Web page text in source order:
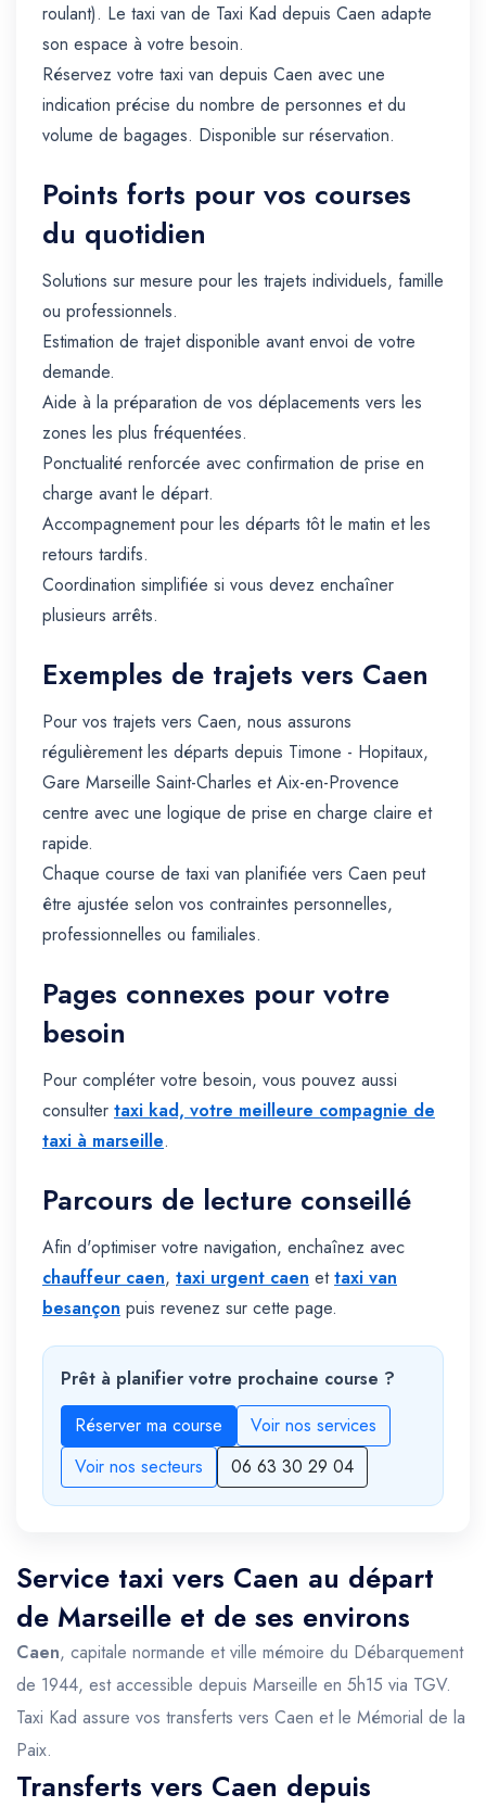
roulant). Le taxi van de Taxi Kad depuis Caen adapte
son espace à votre besoin.
Réservez votre taxi van depuis Caen avec une
indication précise du nombre de personnes et du
volume de bagages. Disponible sur réservation.
Points forts pour vos courses
du quotidien
Solutions sur mesure pour les trajets individuels, famille
ou professionnels.
Estimation de trajet disponible avant envoi de votre
demande.
Aide à la préparation de vos déplacements vers les
zones les plus fréquentées.
Ponctualité renforcée avec confirmation de prise en
charge avant le départ.
Accompagnement pour les départs tôt le matin et les
retours tardifs.
Coordination simplifiée si vous devez enchaîner
plusieurs arrêts.
Exemples de trajets vers Caen
Pour vos trajets vers Caen, nous assurons
régulièrement les départs depuis Timone - Hopitaux,
Gare Marseille Saint-Charles et Aix-en-Provence
centre avec une logique de prise en charge claire et
rapide.
Chaque course de taxi van planifiée vers Caen peut
être ajustée selon vos contraintes personnelles,
professionnelles ou familiales.
Pages connexes pour votre
besoin
Pour compléter votre besoin, vous pouvez aussi
consulter taxi kad, votre meilleure compagnie de
taxi à marseille.
Parcours de lecture conseillé
Afin d'optimiser votre navigation, enchaînez avec
chauffeur caen, taxi urgent caen ettaxi van
besançon puis revenez sur cette page.
Prêt à planifier votre prochaine course ?
Réserver ma course
Voir nos services
Voir nos secteurs
06 63 30 29 04
Service taxi vers Caen au départ
de Marseille et de ses environs
Caen, capitale normande et ville mémoire du Débarquement
de 1944, est accessible depuis Marseille en 5h15 via TGV.
Taxi Kad assure vos transferts vers Caen et le Mémorial de la
Paix.
Transferts vers Caen depuis